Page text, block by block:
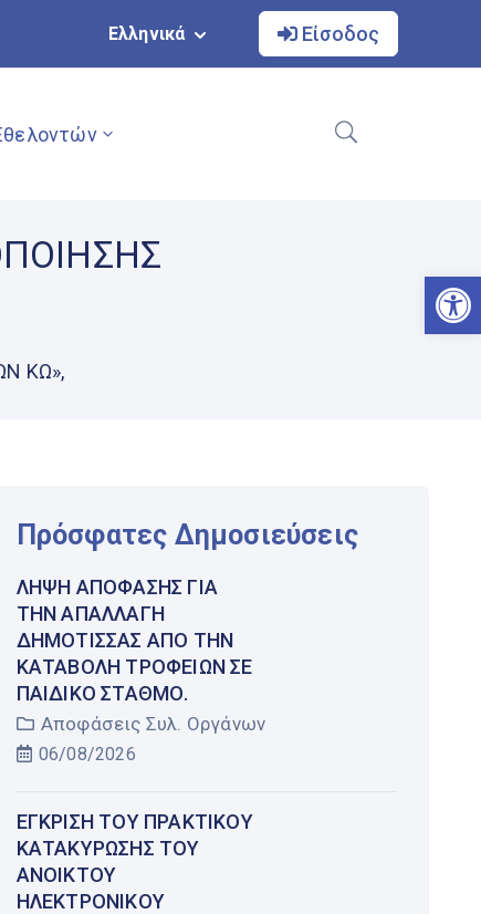
Ελληνικά Είσοδος
ΚΩ»,
Πρόσφατες Δημοσιεύσεις
ΛΉΨΗ ΑΠΌΦΑΣΗΣ ΓΙΑ
ΤΗΝ ΑΠΑΛΛΑΓΉ
ΔΗΜΌΤΙΣΣΑΣ ΑΠΌ ΤΗΝ
ΚΑΤΑΒΟΛΉ ΤΡΟΦΕΊΩΝ ΣΕ
ΠΑΙΔΙΚΌ ΣΤΑΘΜΌ.
Αποφάσεις Συλ. Οργάνων
06/08/2026
ΈΓΚΡΙΣΗ ΤΟΥ ΠΡΑΚΤΙΚΟΎ
ΚΑΤΑΚΎΡΩΣΗΣ ΤΟΥ
ΑΝΟΙΚΤΟΎ
ΗΛΕΚΤΡΟΝΙΚΟΎ